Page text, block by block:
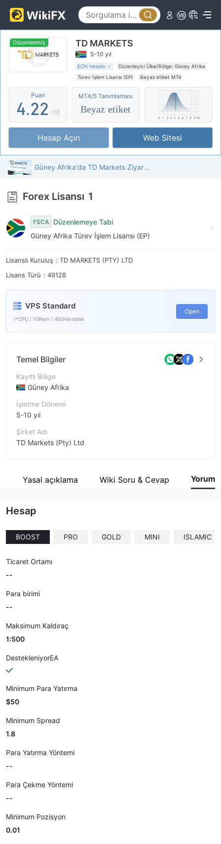
Düzenlenmiş TD MARKETS
5-10 yıl
ECN Hesabı
Düzenleyici Ülke/Bölge: Güney Afrika
Türev İşlem Lisansı (EP)
Beyaz etiket MT4
Puan
0
1
3
4
5
6
7
8
9
.
1
2
3
4
5
7
8
9
1
2
3
4
5
7
8
9
/10
MT4/5 Tanımlaması
Beyaz etiket
Hesap Açın Web Sitesi
Güney Afrika'da TD Markets Ziyareti - Ofis Bulundu
Forex Lisansı 1
FSCA
Düzenlemeye Tabi
Güney Afrika Türev İşlem Lisansı (EP)
Lisanslı Kuruluş：TD MARKETS (PTY) LTD
Lisans Türü：49128
VPS Standard
1*CPU / 1GRam / 40GHarddisk
Open
Temel Bilgiler
Kayıtlı Bölge
Güney Afrika
İşletme Dönemi
5-10 yıl
Şirket Adı
TD Markets (Pty) Ltd
Şirket çalışanı
Yasal açıklama Wiki Soru & Cevap Yorum
Hesap
BOOST PRO GOLD MINI ISLAMIC
Ticaret Ortamı
--
Para birimi
--
Maksimum Kaldıraç
1:500
DestekleniyorEA
Minimum Para Yatırma
$50
Minimum Spread
1.8
Para Yatırma Yöntemi
--
Para Çekme Yöntemi
--
Minimum Pozisyon
0.01